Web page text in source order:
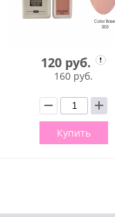
120 руб.
160 руб.
Купить